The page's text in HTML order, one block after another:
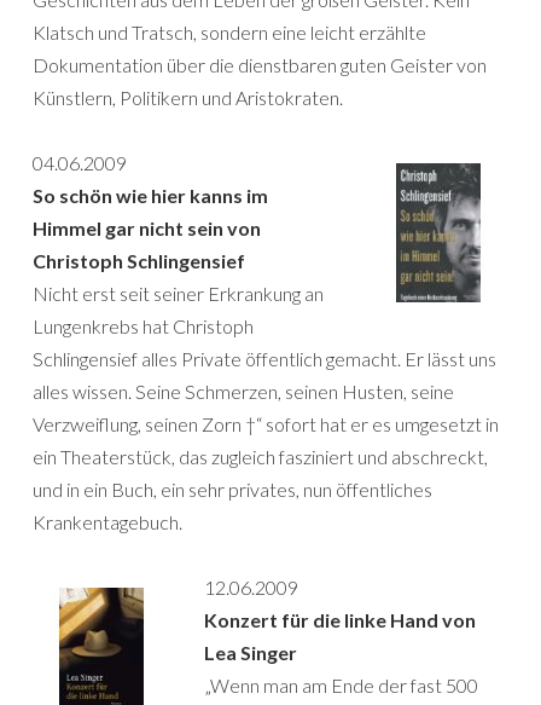
Klatsch und Tratsch, sondern eine leicht erzählte
Dokumentation über die dienstbaren guten Geister von
Künstlern, Politikern und Aristokraten.
04.06.2009
So schön wie hier kanns im
Himmel gar nicht sein von
Christoph Schlingensief
Nicht erst seit seiner Erkrankung an
Lungenkrebs hat Christoph
Schlingensief alles Private öffentlich gemacht. Er lässt uns
alles wissen. Seine Schmerzen, seinen Husten, seine
Verzweiflung, seinen Zorn †“ sofort hat er es umgesetzt in
ein Theaterstück, das zugleich fasziniert und abschreckt,
und in ein Buch, ein sehr privates, nun öffentliches
Krankentagebuch.
12.06.2009
Konzert für die linke Hand von
Lea Singer
„Wenn man am Ende der fast 500